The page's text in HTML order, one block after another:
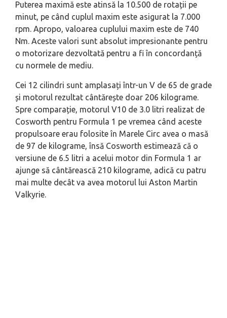
Puterea maximă este atinsă la 10.500 de rotații pe
minut, pe când cuplul maxim este asigurat la 7.000
rpm. Apropo, valoarea cuplului maxim este de 740
Nm. Aceste valori sunt absolut impresionante pentru
o motorizare dezvoltată pentru a fi în concordanță
cu normele de mediu.
Cei 12 cilindri sunt amplasați într-un V de 65 de grade
și motorul rezultat cântărește doar 206 kilograme.
Spre comparație, motorul V10 de 3.0 litri realizat de
Cosworth pentru Formula 1 pe vremea când aceste
propulsoare erau folosite în Marele Circ avea o masă
de 97 de kilograme, însă Cosworth estimează că o
versiune de 6.5 litri a acelui motor din Formula 1 ar
ajunge să cântărească 210 kilograme, adică cu patru
mai multe decât va avea motorul lui Aston Martin
Valkyrie.